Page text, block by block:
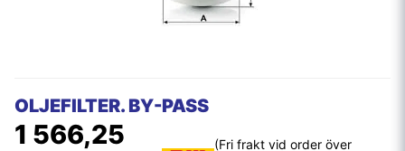
OLJEFILTER. BY-PASS
1 566,25